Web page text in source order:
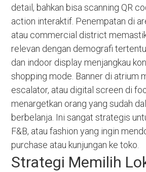
detail, bahkan bisa scanning QR
action interaktif. Penempatan di
atau commercial district
relevan dengan demografi
dan indoor display menjangkau
shopping mode. Banner di atrium
escalator, atau digital screen di
menargetkan orang yang sudah
berbelanja. Ini sangat strategis
F&B, atau fashion yang ingin
purchase atau kunjungan ke toko.
Strategi Memilih